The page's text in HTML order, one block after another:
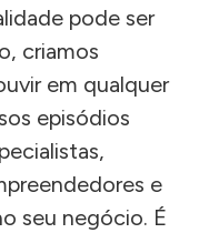
pode ser
criamos
em qualquer
episódios
e
seu negócio. É